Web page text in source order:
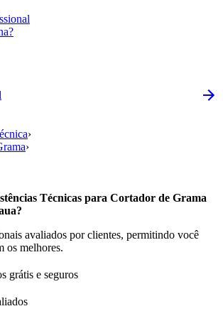
›
›
Técnicas para Cortador de Grama
avaliados por clientes, permitindo você
os melhores.
grátis e seguros